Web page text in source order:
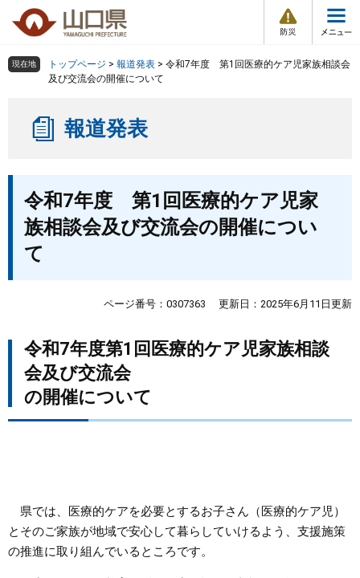
の
ー
情
報
メ
ュ
組織で探す
くらし・環境
健康・福祉
教育・文化・スポーツ
しごと・産業・観光
まちづくり
検索の仕方 組織で探す
現在地 トップページ > 報道発表 > 令和7年度 第1回医療的ケア児家族相談会
及び交流会の開催について
報道発表
令和7年度 第1回医療的ケア児家
族相談会及び交流会の開催につい
て
ページ番号：0307363 更新日：2025年6月11日更新
令和7年度第1回医療的ケア児家族相談
会及び交流会
の開催について
県では、医療的ケアを必要とするお子さん（医療的ケア児）
とそのご家族が地域で安心して暮らしていけるよう、支援施策
の推進に取り組んでいるところです。